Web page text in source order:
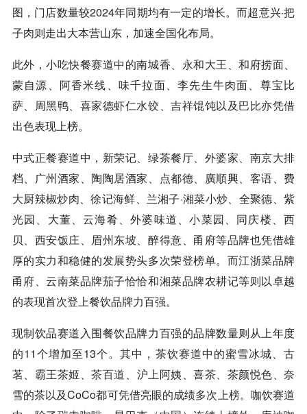
图，门店数量较2024年同期均有一定的增长。而超意兴·把
子肉则走出大本营山东，加速全国化布局。
此外，小吃快餐赛道中的南城香、永和大王、和府捞面、
蒙自源、阿香米线、味千拉面、李先生牛肉面、尊宝比
萨、周黑鸭、喜家德虾仁水饺、吉祥馄饨以及巴比亦凭借
出色表现上榜。
中式正餐赛道中，新荣记、绿茶餐厅、外婆家、南京大排
档、广州酒家、陶陶居酒家、点都德、廣順興、客语、费
大厨辣椒炒肉、徐记海鲜、兰湘子·湘菜小炒、全聚德、紫
光园、大董、云海肴、外婆味道、小菜园、同庆楼、西
贝、西安饭庄、眉州东坡、醉得意、甬府等品牌也凭借雄
厚的实力和稳健的发展势头多次荣登榜单。而江浙菜品牌
甬府、云南菜品牌茄子恰恰和湘菜品牌农耕记等则以卓越
的表现首次登上餐饮品牌力百强。
现制饮品赛道入围餐饮品牌力百强的品牌数量则从上年度
的11个增加至13个。其中，茶饮赛道中的蜜雪冰城、古
茗、霸王茶姬、茶百道、沪上阿姨、喜茶、茶颜悦色、奈
雪的茶以及CoCo都可凭借亮眼的成绩多次上榜。咖饮赛道